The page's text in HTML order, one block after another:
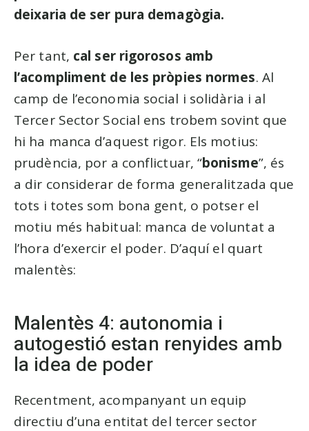
deixaria de ser pura demagògia.
Per tant, cal ser rigorosos amb
l’acompliment de les pròpies normes. Al
camp de l’economia social i solidària i al
Tercer Sector Social ens trobem sovint que
hi ha manca d’aquest rigor. Els motius:
prudència, por a conflictuar, “bonisme”, és
a dir considerar de forma generalitzada que
tots i totes som bona gent, o potser el
motiu més habitual: manca de voluntat a
l’hora d’exercir el poder. D’aquí el quart
malentès:
Malentès 4: autonomia i
autogestió estan renyides amb
la idea de poder
Recentment, acompanyant un equip
directiu d’una entitat del tercer sector